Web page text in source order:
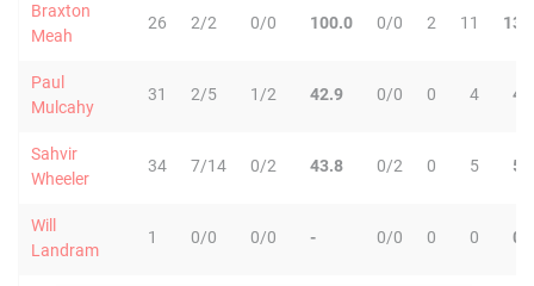
Braxton
Meah
26 2/2 0/0 100.0 0/0 2 11 13
Paul
Mulcahy
31 2/5 1/2 42.9 0/0 0 4 4
Sahvir
Wheeler
34 7/14 0/2 43.8 0/2 0 5 5
Will
Landram
1 0/0 0/0 - 0/0 0 0 0